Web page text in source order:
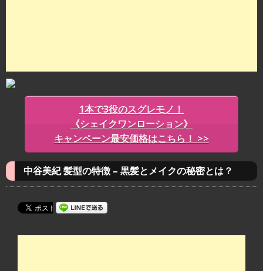
1本で3役のスグレモノ！
《シェイクワンローション》
キャンペーン最安価格はこちら！ >>
中谷美紀 髪型の特徴 – 黒髪とメイクの秘密とは？